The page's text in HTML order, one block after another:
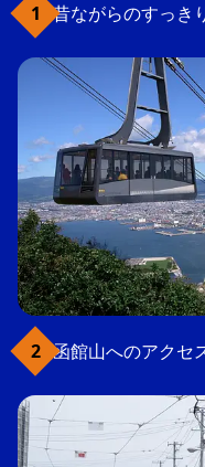
昔ながらのすっき
函館山へのアクセ